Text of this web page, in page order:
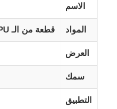
الاسم
المواد قطعة من الـ PU وغير المنسوجة
العرض
سمك
التطبيق